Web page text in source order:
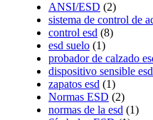
ANSI/ESD (2)
sistema de control de
control esd (8)
esd suelo (1)
probador de calzado
dispositivo sensible esd
zapatos esd (1)
Normas ESD (2)
normas de la esd (1)